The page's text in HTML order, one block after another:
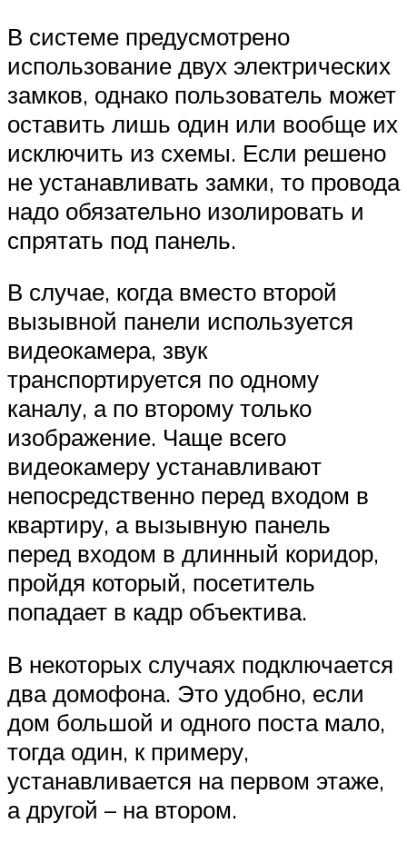
В системе предусмотрено
использование двух электрических
замков, однако пользователь может
оставить лишь один или вообще их
исключить из схемы. Если решено
не устанавливать замки, то провода
надо обязательно изолировать и
спрятать под панель.
В случае, когда вместо второй
вызывной панели используется
видеокамера, звук
транспортируется по одному
каналу, а по второму только
изображение. Чаще всего
видеокамеру устанавливают
непосредственно перед входом в
квартиру, а вызывную панель
перед входом в длинный коридор,
пройдя который, посетитель
попадает в кадр объектива.
В некоторых случаях подключается
два домофона. Это удобно, если
дом большой и одного поста мало,
тогда один, к примеру,
устанавливается на первом этаже,
а другой – на втором.